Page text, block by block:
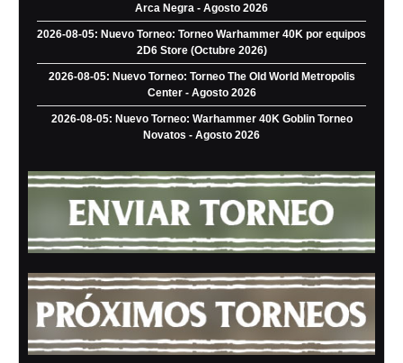
Arca Negra - Agosto 2026
2026-08-05: Nuevo Torneo: Torneo Warhammer 40K por equipos
2D6 Store (Octubre 2026)
2026-08-05: Nuevo Torneo: Torneo The Old World Metropolis
Center - Agosto 2026
2026-08-05: Nuevo Torneo: Warhammer 40K Goblin Torneo
Novatos - Agosto 2026